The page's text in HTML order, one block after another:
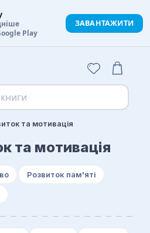
та мотивація
та мотивація
Розвиток пам'яті
Play
ЗАВАНТАЖИТИ